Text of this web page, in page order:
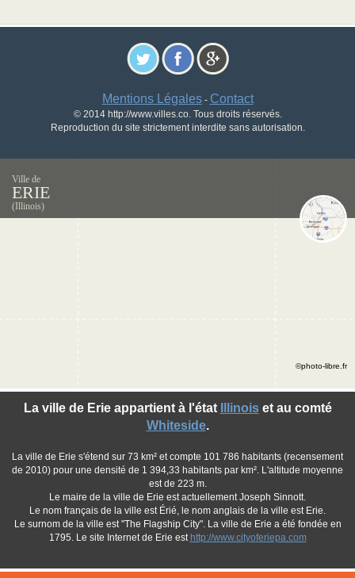
Mentions Légales- Contact
© 2014 http://www.villes.co. Tous droits réservés.
Reproduction du site strictement interdite sans autorisation.
Ville de
ERIE
(Illinois)
La ville de Erie appartient à l'état Illinoiset au comté
Whiteside.
La ville de Erie s'étend sur 73 km² et compte 101 786 habitants (recensement
de 2010) pour une densité de 1 394,33 habitants par km². L'altitude moyenne
est de 223 m.
Le maire de la ville de Erie est actuellement Joseph Sinnott.
Le nom français de la ville est Érié, le nom anglais de la ville est Erie.
Le surnom de la ville est "The Flagship City". La ville de Erie a été fondée en
1795. Le site Internet de Erie est http://www.cityoferiepa.com
©photo-libre.fr